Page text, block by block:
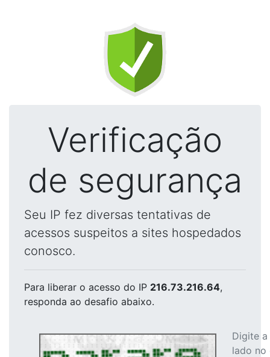
Verificação
de segurança
Seu IP fez diversas tentativas de
acessos suspeitos a sites hospedados
conosco.
Para liberar o acesso do IP 216.73.216.64,
responda ao desafio abaixo.
Digite
lado no